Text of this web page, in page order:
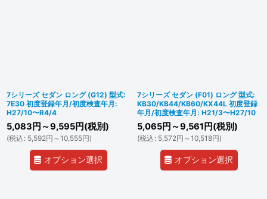
7シリーズ セダン ロング (G12) 型式:
7E30 初度登録年月/初度検査年月:
H27/10〜R4/4
5,083 円 ～9,595円(税別)
(税込 : 5,592円 ～10,555円)
オプション選択
7シリーズ セダン (F01) ロング 型式:
KB30/KB44/KB60/KX44L 初度登録
年月/初度検査年月: H21/3〜H27/10
5,065円 ～9,561 円(税別)
(税込 : 5,572円 ～10,518円)
オプション選択